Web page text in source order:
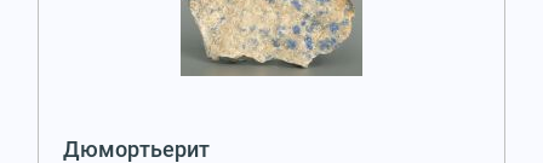
Дюмортьерит